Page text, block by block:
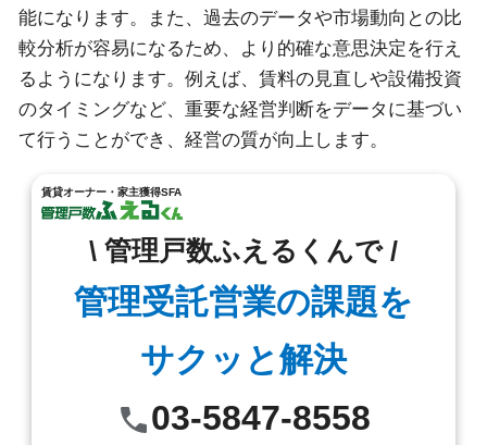
能になります。また、過去のデータや市場動向との比
較分析が容易になるため、より的確な意思決定を行え
るようになります。例えば、賃料の見直しや設備投資
のタイミングなど、重要な経営判断をデータに基づい
て行うことができ、経営の質が向上します。
賃貸オーナー・家主獲得SFA
\ 管理戸数ふえるくんで /
管理受託営業の課題を
サクッと解決
03-5847-8558